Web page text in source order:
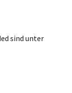
sind unter